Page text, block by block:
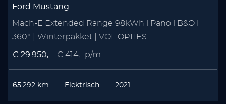
Ford Mustang
Mach-E Extended Range 98kWh l Pano l B&O l
360° | Winterpakket | VOL OPTIES
€ 29.950,- € 414,- p/m
65.292 km Elektrisch 2021